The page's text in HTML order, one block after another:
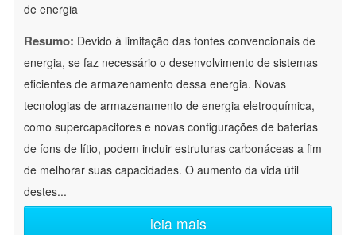
de energia
Resumo: Devido à limitação das fontes convencionais de
energia, se faz necessário o desenvolvimento de sistemas
eficientes de armazenamento dessa energia. Novas
tecnologias de armazenamento de energia eletroquímica,
como supercapacitores e novas configurações de baterias
de íons de lítio, podem incluir estruturas carbonáceas a fim
de melhorar suas capacidades. O aumento da vida útil
destes...
leia mais